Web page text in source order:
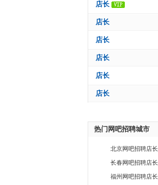
店长
店长
店长
店长
店长
店长
热门网吧招聘城市
北京网吧招聘店长
长春网吧招聘店长
福州网吧招聘店长